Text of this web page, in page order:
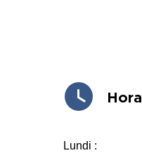
Lundi :